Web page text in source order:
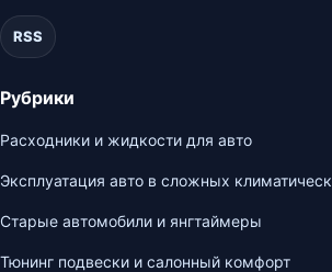
RSS
Рубрики
Расходники и жидкости для авто
Эксплуатация авто в сложных
Старые автомобили и янгтаймеры
Тюнинг подвески и салонный комфорт